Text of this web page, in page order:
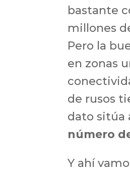
bastante
millones
Pero la
en zonas
de rusos
dato sitúa
número
Y ahí